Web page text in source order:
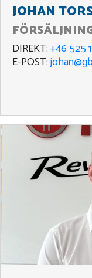
JOHAN
DIREKT:+46 525
E-POST: